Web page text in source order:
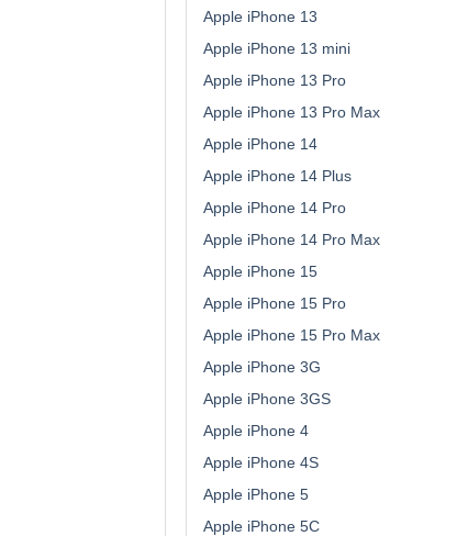
Apple iPhone 13
Apple iPhone 13 mini
Apple iPhone 13 Pro
Apple iPhone 13 Pro Max
Apple iPhone 14
Apple iPhone 14 Plus
Apple iPhone 14 Pro
Apple iPhone 14 Pro Max
Apple iPhone 15
Apple iPhone 15 Pro
Apple iPhone 15 Pro Max
Apple iPhone 3G
Apple iPhone 3GS
Apple iPhone 4
Apple iPhone 4S
Apple iPhone 5
Apple iPhone 5C